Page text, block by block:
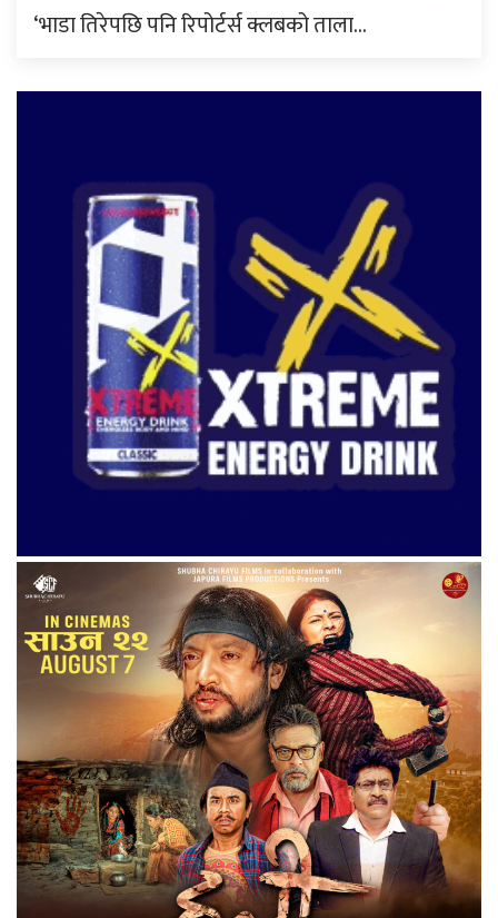
‘भाडा तिरेपछि पनि रिपोर्टर्स क्लबको ताला…